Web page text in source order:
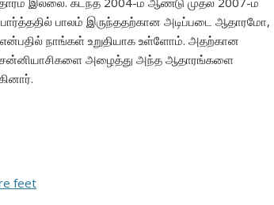
பாலம் இருந்ததற்கான அடிப்படை ஆதாரமோ,
என்பதில் நாங்கள் உறுதியாக உள்ளோம். அதற்கான
சன்னியாசிகளை அழைத்து அந்த ஆதாரங்களை
feet